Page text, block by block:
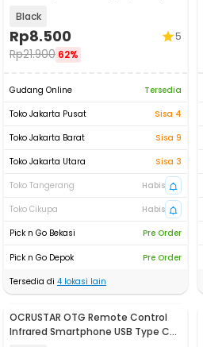
Black
Rp8.500
Rp21.900 62%
5
Gudang Online
Tersedia
Toko Jakarta Pusat
Sisa 4
Toko Jakarta Barat
Sisa 9
Toko Jakarta Utara
Sisa 3
Toko Tangerang
Habis
Toko Cikupa
Habis
Pick n Go Bekasi
Pre Order
Pick n Go Depok
Pre Order
Tersedia di 4 lokasi lain
OCRUSTAR OTG Remote Control
Infrared Smartphone USB Type C